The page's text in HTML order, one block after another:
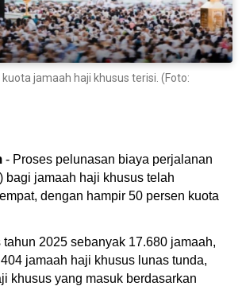
jamaah haji khusus terisi. (Foto:
- Proses pelunasan biaya perjalanan
bagi jamaah haji khusus telah
dengan hampir 50 persen kuota
2025 sebanyak 17.680 jamaah,
jamaah haji khusus lunas tunda,
khusus yang masuk berdasarkan